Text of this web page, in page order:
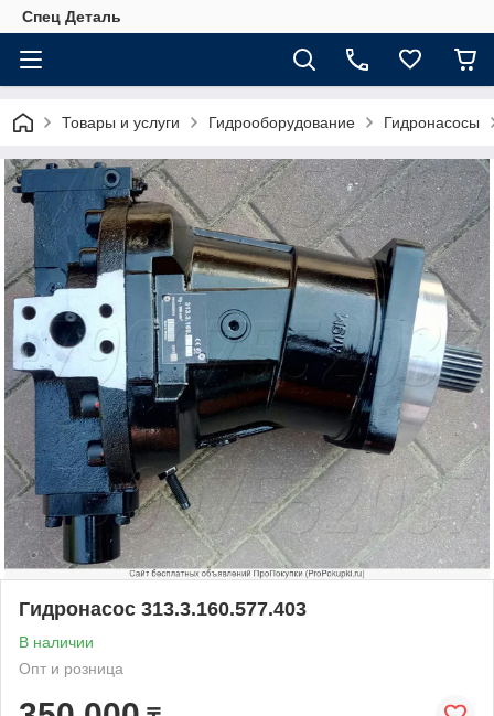
Спец Деталь
Товары и услуги Гидрооборудование Гидронасосы
Гидронасос 313.3.160.577.403
В наличии
Опт и розница